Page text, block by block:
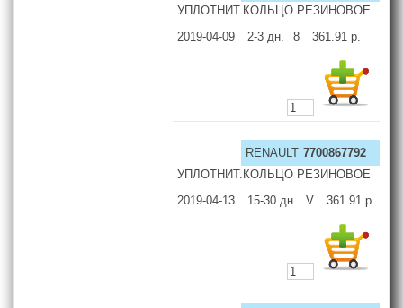
УПЛОТНИТ.КОЛЬЦО РЕЗИНОВОЕ
2019-04-09
2-3 дн. 8 361.91 р.
RENAULT 7700867792
УПЛОТНИТ.КОЛЬЦО РЕЗИНОВОЕ
2019-04-13
15-30 дн. V 361.91 р.